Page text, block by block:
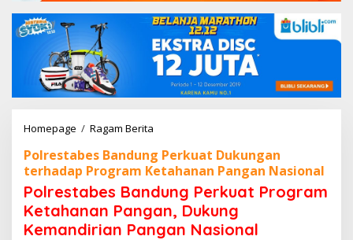
Homepage / Ragam Berita
l
r
e
s
t
a
Polrestabes Bandung Perkuat Dukungan
terhadap Program Ketahanan Pangan Nasional
Polrestabes Bandung Perkuat Program
Ketahanan Pangan, Dukung
Kemandirian Pangan Nasional